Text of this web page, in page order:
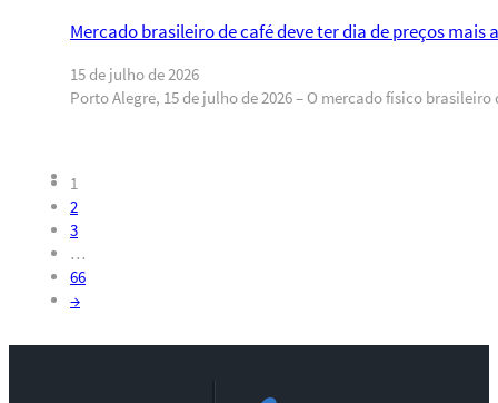
Mercado brasileiro de café deve ter dia de preços mais
15 de julho de 2026
Porto Alegre, 15 de julho de 2026 – O mercado físico
1
2
3
…
66
→